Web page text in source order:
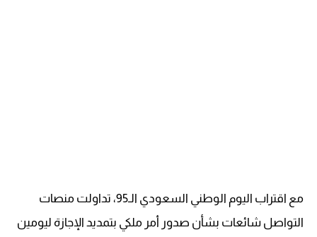
مع اقتراب اليوم الوطني السعودي الـ95، تداولت منصات
التواصل شائعات بشأن صدور أمر ملكي بتمديد الإجازة ليومين